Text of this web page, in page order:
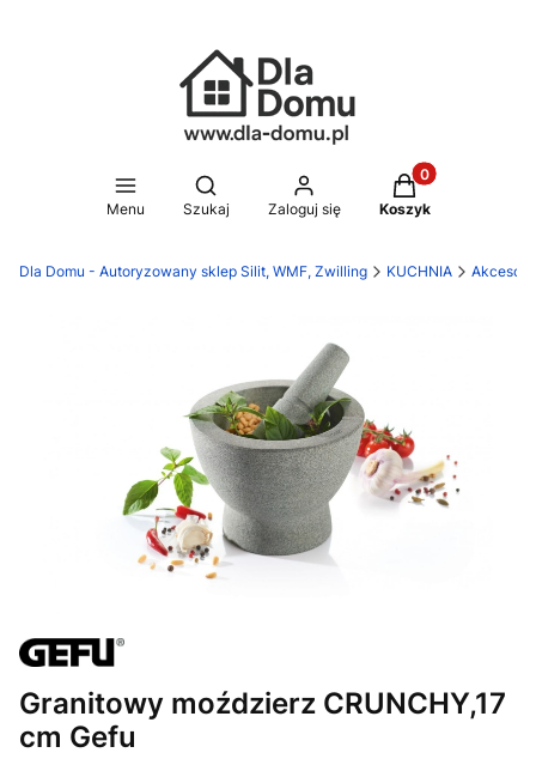
Menu
Otwórz wyszukiwarkę
Szukaj Zaloguj się
Produkty w
Koszyk
Dla Domu - Autoryzowany sklep Silit, WMF, Zwilling KUCHNIA
Granitowy moździerz CRUNCHY,17
cm Gefu